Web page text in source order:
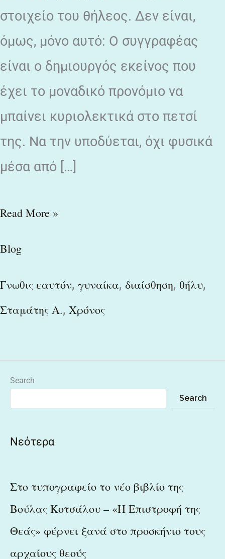
στοιχείο του θήλεος. Δεν είναι,
όμως, μόνο αυτό: Ο συγγραφέας
είναι ο δημιουργός εκείνος που
έχει το μοναδικό προνόμιο να
μπαίνει κυριολεκτικά στο πετσί
της. Να την υποδύεται, όχι φυσικά
μέσα από […]
Read More »
Blog
Γνωθις εαυτόν, γυναίκα, διαίσθηση, θήλυ,
Σταμάτης Α., Χρόνος
Search
Search
Νεότερα
Στο τυπογραφείο το νέο βιβλίο της
Βούλας Κοτσάλου – «Η Επιστροφή της
Θεάς» φέρνει ξανά στο προσκήνιο τους
αρχαίους θεούς